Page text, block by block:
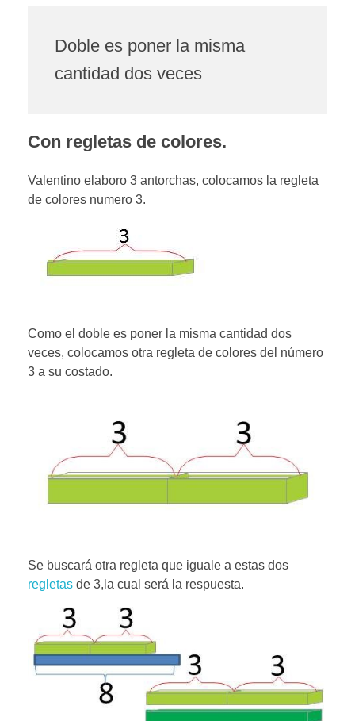
Doble es poner la misma
cantidad dos veces
Con regletas de colores.
Valentino elaboro 3 antorchas, colocamos la regleta
de colores numero 3.
Como el doble es poner la misma cantidad dos
veces, colocamos otra regleta de colores del número
3 a su costado.
Se buscará otra regleta que iguale a estas dos
regletas de 3,la cual será la respuesta.